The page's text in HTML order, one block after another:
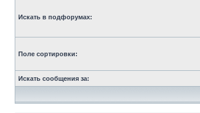
Искать в подфорумах:
Поле сортировки:
Искать сообщения за: